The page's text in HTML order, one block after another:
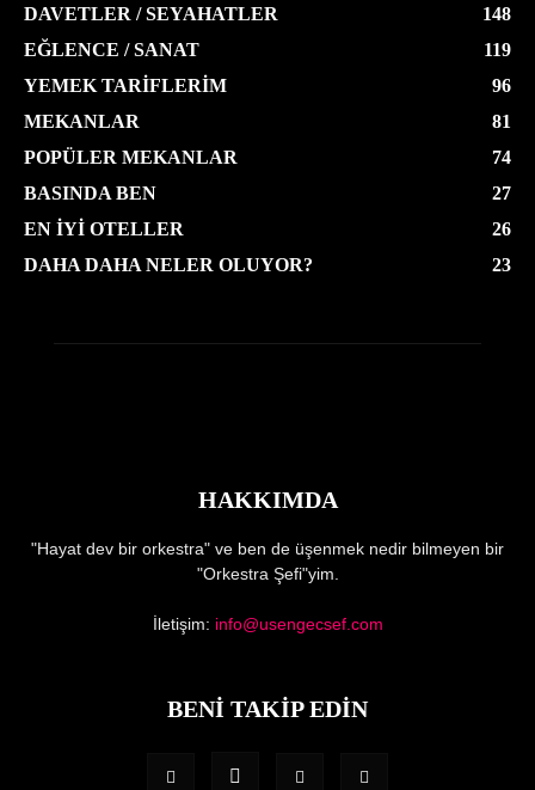
DAVETLER / SEYAHATLER
148
EĞLENCE / SANAT
119
YEMEK TARIFLERIM
96
MEKANLAR
81
POPÜLER MEKANLAR
74
BASINDA BEN
27
EN İYI OTELLER
26
DAHA DAHA NELER OLUYOR?
23
HAKKIMDA
"Hayat dev bir orkestra" ve ben de üşenmek nedir bilmeyen bir
"Orkestra Şefi"yim.
İletişim: info@usengecsef.com
BENİ TAKİP EDİN